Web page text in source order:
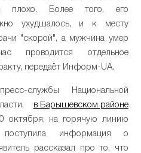
плохо. Более того, его
ухудшалось, и к месту
"скорой", а мужчина умер
проводится отдельное
передаёт Информ-UA.
службы Национальной
в Барышевском районе
октября, на горячую линию
поступила информация о
рассказал про то, что